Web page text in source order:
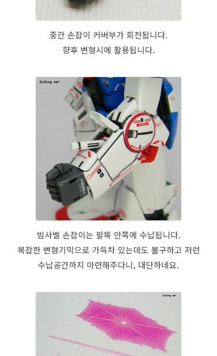
중간 손잡이 커버부가 회전됩니다.
향후 변형시에 활용됩니다.
빔사벨 손잡이는 팔뚝 안쪽에 수납됩니다.
복잡한 변형기믹으로 가득차 있는데도 불구하고 저런
수납공간까지 마련해주다니, 대단하네요.